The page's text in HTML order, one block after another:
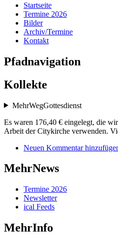
Startseite
Termine 2026
Bilder
Archiv/Termine
Kontakt
Pfadnavigation
Kollekte
MehrWegGottesdienst
Es waren 176,40 € eingelegt, die
Arbeit der Citykirche verwenden.
Neuen Kommentar
MehrNews
Termine 2026
Newsletter
ical Feeds
MehrInfo